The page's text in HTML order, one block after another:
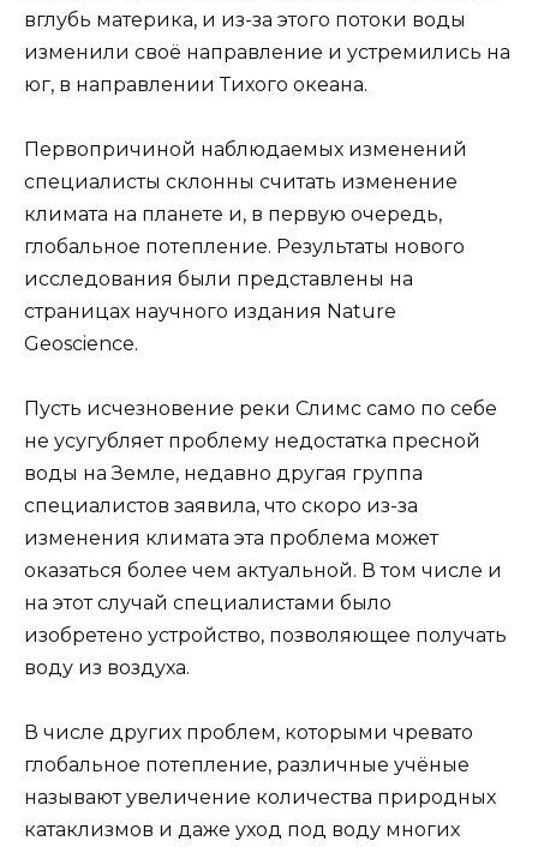
вглубь материка, и из-за этого потоки воды
изменили своё направление и устремились на
юг, в направлении Тихого океана.
Первопричиной наблюдаемых изменений
специалисты склонны считать изменение
климата на планете и, в первую очередь,
глобальное потепление. Результаты нового
исследования были представлены на
страницах научного издания Nature
Geoscience.
Пусть исчезновение реки Слимс само по себе
не усугубляет проблему недостатка пресной
воды на Земле, недавно другая группа
специалистов заявила, что скоро из-за
изменения климата эта проблема может
оказаться более чем актуальной. В том числе и
на этот случай специалистами было
изобретено устройство, позволяющее получать
воду из воздуха.
В числе других проблем, которыми чревато
глобальное потепление, различные учёные
называют увеличение количества природных
катаклизмов и даже уход под воду многих